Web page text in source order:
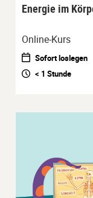
Energie im
Online-Kurs
Sofort loslegen
< 1 Stunde